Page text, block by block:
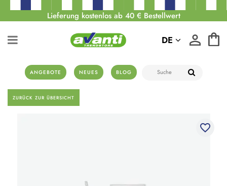
Lieferung kostenlos ab 40 € Bestellwert
ANGEBOTE NEUES BLOG
DE
ZURÜCK ZUR ÜBERSICHT
favorite_border